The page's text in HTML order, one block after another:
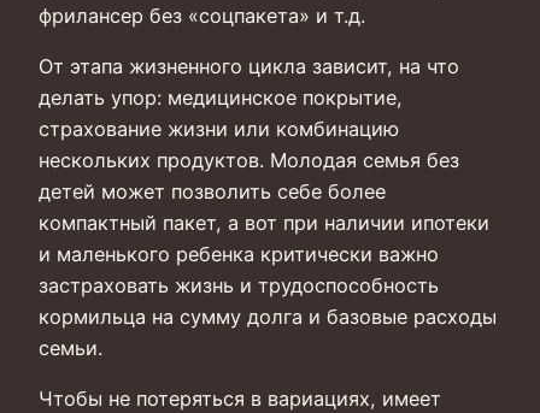
фрилансер без «соцпакета» и т.д.
От этапа жизненного цикла зависит, на что
делать упор: медицинское покрытие,
страхование жизни или комбинацию
нескольких продуктов. Молодая семья без
детей может позволить себе более
компактный пакет, а вот при наличии ипотеки
и маленького ребенка критически важно
застраховать жизнь и трудоспособность
кормильца на сумму долга и базовые расходы
семьи.
Чтобы не потеряться в вариациях, имеет